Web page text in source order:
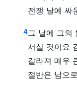
전쟁 날에 싸
4그 날에 그의
서실 것이요
갈라져 매우
절반은 남으